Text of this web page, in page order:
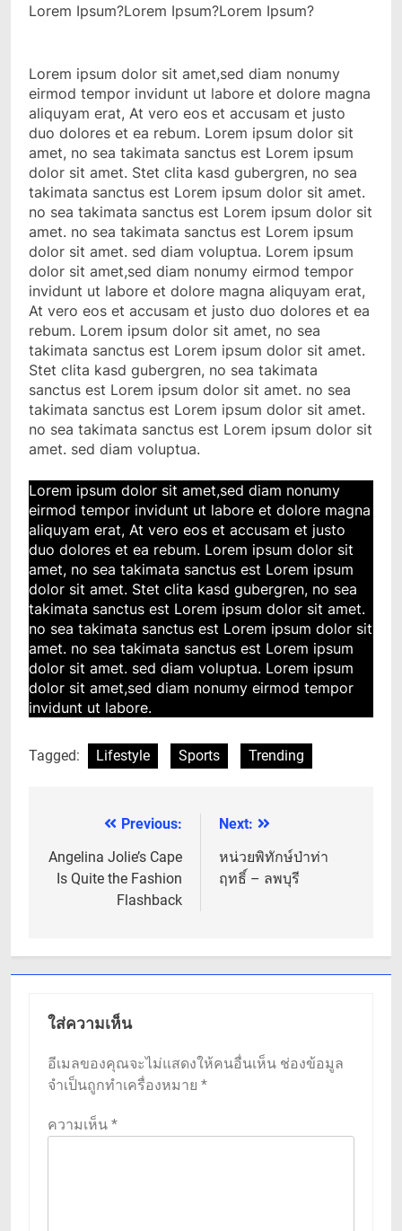
Lorem Ipsum?Lorem Ipsum?Lorem Ipsum?
Lorem ipsum dolor sit amet,sed diam nonumy
eirmod tempor invidunt ut labore et dolore magna
aliquyam erat, At vero eos et accusam et justo
duo dolores et ea rebum. Lorem ipsum dolor sit
amet, no sea takimata sanctus est Lorem ipsum
dolor sit amet. Stet clita kasd gubergren, no sea
takimata sanctus est Lorem ipsum dolor sit amet.
no sea takimata sanctus est Lorem ipsum dolor sit
amet. no sea takimata sanctus est Lorem ipsum
dolor sit amet. sed diam voluptua. Lorem ipsum
dolor sit amet,sed diam nonumy eirmod tempor
invidunt ut labore et dolore magna aliquyam erat,
At vero eos et accusam et justo duo dolores et ea
rebum. Lorem ipsum dolor sit amet, no sea
takimata sanctus est Lorem ipsum dolor sit amet.
Stet clita kasd gubergren, no sea takimata
sanctus est Lorem ipsum dolor sit amet. no sea
takimata sanctus est Lorem ipsum dolor sit amet.
no sea takimata sanctus est Lorem ipsum dolor sit
amet. sed diam voluptua.
Lorem ipsum dolor sit amet,sed diam nonumy
eirmod tempor invidunt ut labore et dolore magna
aliquyam erat, At vero eos et accusam et justo
duo dolores et ea rebum. Lorem ipsum dolor sit
amet, no sea takimata sanctus est Lorem ipsum
dolor sit amet. Stet clita kasd gubergren, no sea
takimata sanctus est Lorem ipsum dolor sit amet.
no sea takimata sanctus est Lorem ipsum dolor sit
amet. no sea takimata sanctus est Lorem ipsum
dolor sit amet. sed diam voluptua. Lorem ipsum
dolor sit amet,sed diam nonumy eirmod tempor
invidunt ut labore.
Tagged: Lifestyle Sports Trending
แนะแนว
เรื่อง
Previous:
Angelina Jolie’s Cape
Is Quite the Fashion
Flashback
Next:
หน่วยพิทักษ์ป่าท่า
ฤทธิ์ – ลพบุรี
ใส่ความเห็น
อีเมลของคุณจะไม่แสดงให้คนอื่นเห็น ช่องข้อมูล
จำเป็นถูกทำเครื่องหมาย *
ความเห็น *